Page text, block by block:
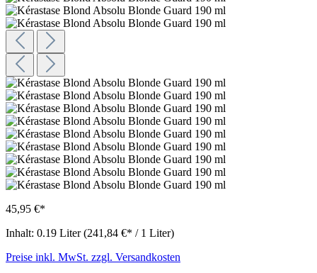
45,95 €*
Inhalt: 0.19 Liter(241,84 €* / 1 Liter)
Preise inkl. MwSt. zzgl. Versandkosten